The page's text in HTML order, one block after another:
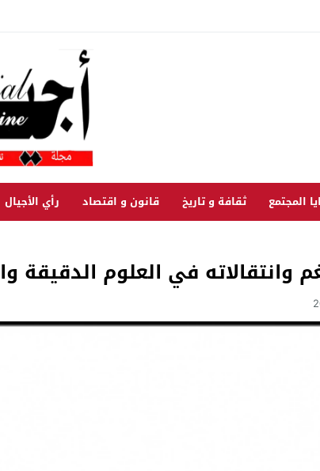
المجتمع ثقافة و تاريخ قانون و اقتصاد رأي الأجيال
وانتقالاته في العلوم الدقيقة